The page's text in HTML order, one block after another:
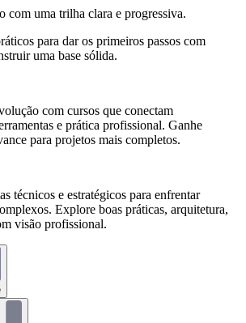
com uma trilha clara e progressiva.
para dar os primeiros passos com
uma base sólida.
com cursos que conectam
e prática profissional. Ganhe
para projetos mais completos.
técnicos e estratégicos para enfrentar
Explore boas práticas, arquitetura,
visão profissional.